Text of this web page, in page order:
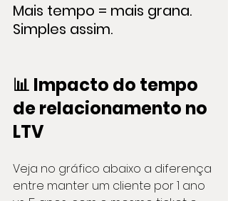
Mais tempo = mais grana.
Simples assim.
📊 Impacto do tempo
de relacionamento no
LTV
Veja no gráfico abaixo a diferença
entre manter um cliente por 1 ano